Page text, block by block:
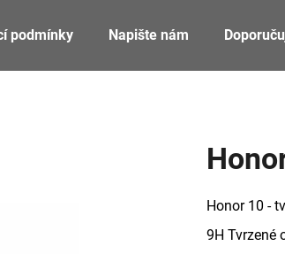
podmínky Napište nám
Honor 10 -
9H Tvrzené
HLEDAT